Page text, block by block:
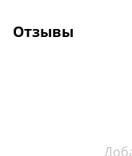
Отзывы